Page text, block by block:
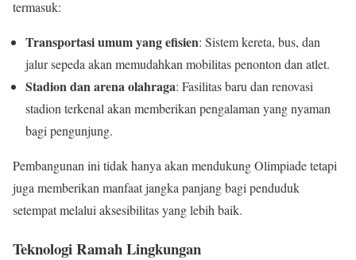
termasuk:
Transportasi umum yang efisien: Sistem kereta, bus, dan
jalur sepeda akan memudahkan mobilitas penonton dan atlet.
Stadion dan arena olahraga: Fasilitas baru dan renovasi
stadion terkenal akan memberikan pengalaman yang nyaman
bagi pengunjung.
Pembangunan ini tidak hanya akan mendukung Olimpiade tetapi
juga memberikan manfaat jangka panjang bagi penduduk
setempat melalui aksesibilitas yang lebih baik.
Teknologi Ramah Lingkungan